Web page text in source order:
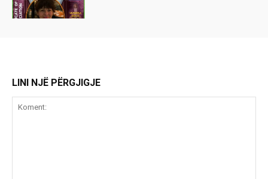
LINI NJË PËRGJIGJE